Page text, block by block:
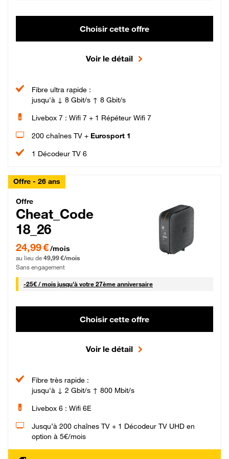
Choisir cette offre
Voir le détail
Fibre ultra rapide :
jusqu'à ↓ 8 Gbit/s ↑ 8 Gbit/s
Livebox 7 : Wifi 7 + 1 Répéteur Wifi 7
200 chaînes TV + Eurosport 1
1 Décodeur TV 6
Offre - 26 ans
Cheat_Code Fibre_18_26
Offre
Cheat_Code
18_26
24,99 € par mois pendant 0 mois puis 49,99 € par mois, Sans engagement
24,99 €/mois
au lieu de 49,99 €/mois
Sans engagement
-25€ / mois25 € par mois
jusqu'à votre 27ème anniversaire
Choisir cette offre
Voir le détail
Fibre très rapide :
jusqu'à ↓ 2 Gbit/s ↑ 800 Mbit/s
Livebox 6 : Wifi 6E
Jusqu’à 200 chaînes TV + 1 Décodeur TV UHD en
option à 5€/mois